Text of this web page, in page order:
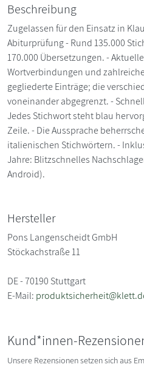
Beschreibung
Zugelassen für den Einsatz in
Abiturprüfung - Rund 135.000
170.000 Übersetzungen. -
Wortverbindungen und
gegliederte Einträge; die
voneinander abgegrenzt. -
Jedes Stichwort steht blau
Zeile. - Die Aussprache
italienischen Stichwörtern. -
Jahre: Blitzschnelles
Android).
Hersteller
Pons Langenscheidt GmbH
Stöckachstraße 11
DE - 70190 Stuttgart
E-Mail:
Kund*innen-
Unsere Rezensionen setzen sich aus